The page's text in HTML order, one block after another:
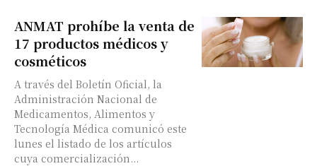
ANMAT prohíbe la venta de
17 productos médicos y
cosméticos
A través del Boletín Oficial, la
Administración Nacional de
Medicamentos, Alimentos y
Tecnología Médica comunicó este
lunes el listado de los artículos
cuya comercialización...